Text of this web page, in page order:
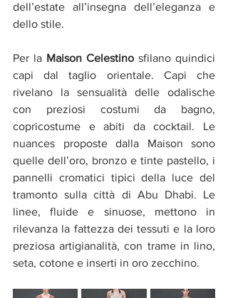
dell’estate all’insegna dell’eleganza e
dello stile.
Per la Maison Celestino sfilano quindici
capi dal taglio orientale. Capi che
rivelano la sensualità delle odalische
con preziosi costumi da bagno,
copricostume e abiti da cocktail. Le
nuances proposte dalla Maison sono
quelle dell’oro, bronzo e tinte pastello, i
pannelli cromatici tipici della luce del
tramonto sulla città di Abu Dhabi. Le
linee, fluide e sinuose, mettono in
rilevanza la fattezza dei tessuti e la loro
preziosa artigianalità, con trame in lino,
seta, cotone e inserti in oro zecchino.